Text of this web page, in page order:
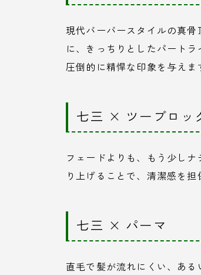
現代バーバースタイルの真骨
に、きっちりとしたパート
圧倒的に精悍な印象を与えま
七三 × ツーブロッ
フェードよりも、もう少し
り上げることで、清潔感を
七三 × パーマ
直毛で髪が流れにくい、あ